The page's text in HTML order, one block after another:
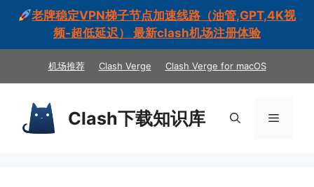
老牌稳定VPN梯子节点加速线路（油管,GPT,4K视
频-超低延迟） 最新clash机场注册体验
机场推荐 Clash Verge Clash Verge for macOS
Clash下载知识库 菜